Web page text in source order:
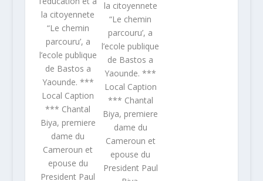
la citoyennete
“Le chemin
parcouru’, a
l’ecole publique
de Bastos a
Yaounde. ***
Local Caption
*** Chantal
Biya, premiere
dame du
Cameroun et
epouse du
President Paul
la citoyennete
“Le chemin
parcouru’, a
l’ecole publique
de Bastos a
Yaounde. ***
Local Caption
*** Chantal
Biya, premiere
dame du
Cameroun et
epouse du
President Paul